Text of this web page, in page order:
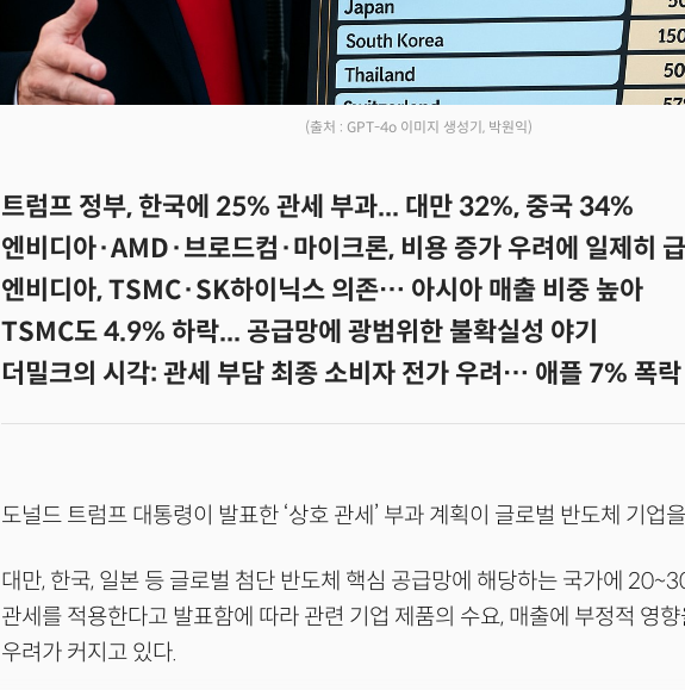
(출처 : GPT-4o 이미지 생성기, 박원익)
트럼프 정부, 한국에 25% 관세 부과... 대만 32%, 중국 34%
엔비디아·AMD·브로드컴·마이크론, 비용 증가 우려에 일제히
엔비디아, TSMC·SK하이닉스 의존… 아시아 매출 비중 높아
TSMC도 4.9% 하락... 공급망에 광범위한 불확실성 야기
더밀크의 시각: 관세 부담 최종 소비자 전가 우려… 애플 7% 폭락
도널드 트럼프 대통령이 발표한 ‘상호 관세’ 부과 계획이 글로벌 반도체 기업
대만, 한국, 일본 등 글로벌 첨단 반도체 핵심 공급망에 해당하는 국가에
관세를 적용한다고 발표함에 따라 관련 기업 제품의 수요, 매출에 부정적 영
우려가 커지고 있다.